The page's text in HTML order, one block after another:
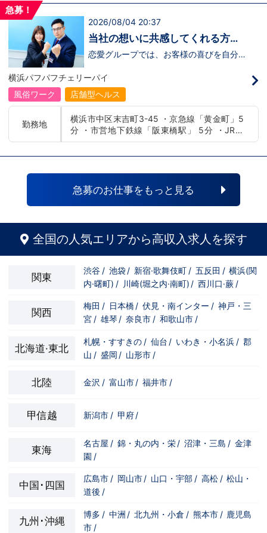
非ご覧ください(^^)鳥取米子で 「オトコの
480万円＋目標達成報奨金100万円☆※今
だけ限定引越し代も当社負担！！！
であればOK！②ご自身の車持ち込み
用時は時給変動あり）「今すぐ稼ぎた
い！」「業界に興味はあるけどちょっと不
安...」「運転が好き！」という方、大歓
迎！スピード採用中につき、ご応募はお急
喜びを自分自身の喜びに感じられるような
人物を求めています！・接客が好き・お客
様が笑顔になると自分も嬉しい・お客様だ
けでなく、働く仲間もキャストさんも笑顔
為にはどうしたらいいのか？を考えられる
上記のような方が当グループでは活躍の場
を広げています。他にも…・失敗しても諦
い！・環境を変えてチャレンジしたい！・
経験がないからダメという事は一切なく、
自分の将来のビジョンの為にこうしたい！
こうなりたい！と強い意志を持ってる方に
も平等にチャンスがある職場になっていま
す。今働いてる先輩方は、異業種から転職
してきた方が圧倒的に多いです。「ちょっ
と求めてる人物像と自分は違うかも…？」
と思う方もいると思います。ですが、よく
考えてください。全てが当てはまる人の方
が少ないと思います。ココは自分にも当て
はまる！で十分なんです。まずは応募し
さい。その後、私たちの想いを説明させて
いただきます。その話の中で共感できる
か/出来ないかだと思います。ご応募お待
■横浜エリア：神奈川県横浜市中区 ・京急線
黄金町駅、日ノ出町駅 ・市営地下鉄阪東橋
駅、伊勢佐木長者町駅 ・JR横浜線関内駅 ■札
幌エリア：北海道札幌市 地下鉄南北線すすき
の駅
急募！
2026/08/04 20:37
当社の想いに共感してくれる方、
大募集‼
恋愛グループでは、お客様の喜びを自分自
います！・接客が好き・お客様が笑顔にな
ると自分も嬉しい・お客様だけでなく、働
く仲間もキャストさんも笑顔になると嬉し
い・喜んで(楽しんで)もらう為にはどうし
方が当グループでは活躍の場を広げていま
す。他にも…・失敗しても諦めない！・と
にかくやる気だけは負けない！・環境を変
をあげたい！など。接客業経験がないから
ジョンの為にこうしたい！こうなりたい！
と強い意志を持ってる方にも平等にチャン
スがある職場になっています。その為、未
経験からの応募も大歓迎です。今働いてる
倒的に多いです。「ちょっと求めてる人物
像と自分は違うかも…？」と思う方もいる
と思います。ですが、よく考えてくださ
い。全てが当てはまる人の方が少ないと思
います。ココは自分にも当てはまる！で十
分なんです。まずは応募して、面接時にあ
なたの想いを聞かせてください。その後、
その話の中で共感できるか/出来ないかだ
と思います。ご応募お待ちしておりま
す！！
横浜パフパフチェリーパイ
風俗ワーク
店舗型ヘルス
勤務地
横浜市中区末吉町3-45 ・京急線「黄金町」5
分 ・市営地下鉄線「阪東橋駅」 5分 ・JR線
「関内駅」15分
急募のお仕事をもっと見る
全国の人気エリアから高収入求人を探す
関東
渋谷 / 池袋 / 新宿·歌舞伎町 / 五反田 / 横浜(関
内·曙町) / 川崎(堀之内·南町) / 西川口·蕨 /
関西
梅田 / 日本橋 / 伏見・南インター / 神戸・三
宮 / 雄琴 / 奈良市 / 和歌山市 /
北海道·東北
札幌・すすきの / 仙台 / いわき・小名浜 / 郡
山 / 盛岡 / 山形市 /
北陸 金沢 / 富山市 / 福井市 /
甲信越 新潟市 / 甲府 /
東海
名古屋 / 錦・丸の内・栄 / 沼津・三島 / 金津
園 /
中国･四国
広島市 / 岡山市 / 山口・宇部 / 高松 / 松山・
道後 /
九州･沖縄
博多 / 中洲 / 北九州・小倉 / 熊本市 / 鹿児島
市 /